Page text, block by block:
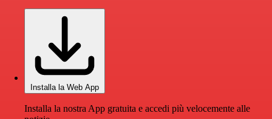
Installa la Web App
Installa la nostra App gratuita e accedi più velocemente alle